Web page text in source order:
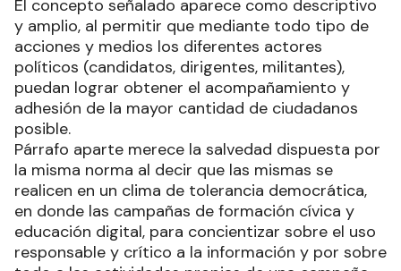
El concepto señalado aparece como descriptivo
y amplio, al permitir que mediante todo tipo de
acciones y medios los diferentes actores
políticos (candidatos, dirigentes, militantes),
puedan lograr obtener el acompañamiento y
adhesión de la mayor cantidad de ciudadanos
posible.
Párrafo aparte merece la salvedad dispuesta por
la misma norma al decir que las mismas se
realicen en un clima de tolerancia democrática,
en donde las campañas de formación cívica y
educación digital, para concientizar sobre el uso
responsable y crítico a la información y por sobre